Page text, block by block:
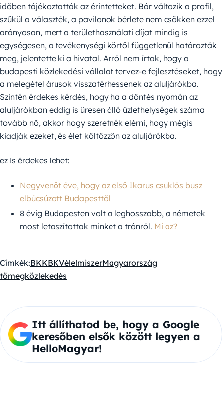
időben tájékoztatták az érintetteket. Bár változik a profil,
szűkül a választék, a pavilonok bérlete nem csökken ezzel
arányosan, mert a területhasználati díjat mindig is
egységesen, a tevékenységi körtől függetlenül határozták
meg, jelentette ki a hivatal. Arról nem írtak, hogy a
budapesti közlekedési vállalat tervez-e fejlesztéseket, hogy
a melegétel árusok visszatérhessenek az aluljárókba.
Szintén érdekes kérdés, hogy ha a döntés nyomán az
aluljárókban eddig is üresen álló üzlethelységek száma
tovább nő, akkor hogy szeretnék elérni, hogy mégis
kiadják ezeket, és élet költözzön az aluljárókba.
ez is érdekes lehet:
Negyvenöt éve, hogy az első Ikarus csuklós busz
elbúcsúzott Budapesttől
8 évig Budapesten volt a leghosszabb, a németek
most letaszítottak minket a trónról. Mi az?
Címkék:BKKBKVélelmiszerMagyarország
tömegközlekedés
Itt állíthatod be, hogy a Google
keresőben elsők között legyen a
HelloMagyar!